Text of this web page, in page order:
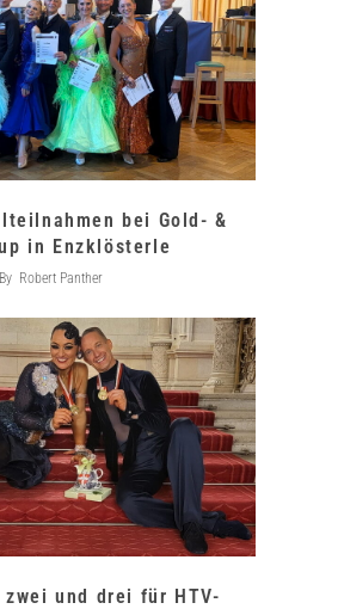
bei Gold- &
in Enzklösterle
By Robert Panther
und drei für HTV-